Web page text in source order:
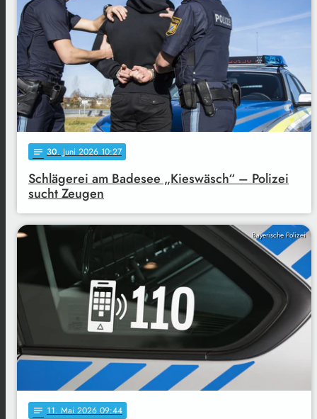
notes 30. Juni 2026 10:27
Schlägerei am Badesee „Kieswäsch“ – Polizei
sucht Zeugen
Bayerische Polizei
notes 11. Mai 2026 09:44